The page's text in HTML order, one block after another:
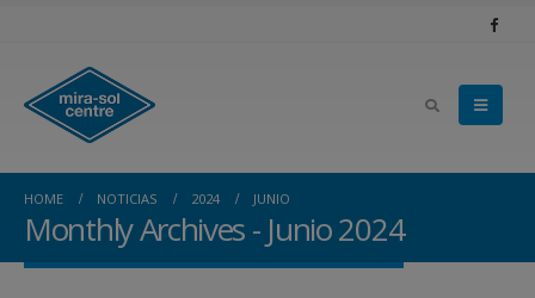
HOME NOTICIAS 2024 JUNIO
Monthly Archives - Junio 2024